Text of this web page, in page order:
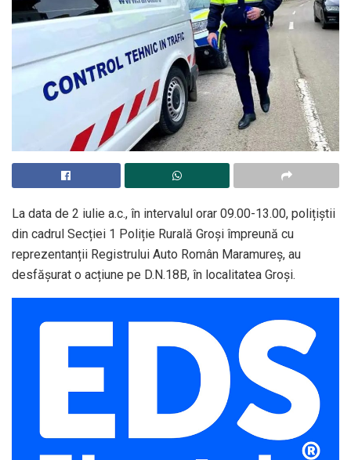
La data de 2 iulie a.c., în intervalul orar 09.00-13.00, polițiștii
din cadrul Secției 1 Poliție Rurală Groși împreună cu
reprezentanții Registrului Auto Român Maramureș, au
desfășurat o acțiune pe D.N.18B, în localitatea Groși.